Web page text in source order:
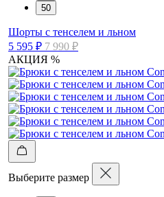
50
Шорты с тенселем и льном
5 595 ₽ 7 990 ₽
АКЦИЯ %
Выберите размер